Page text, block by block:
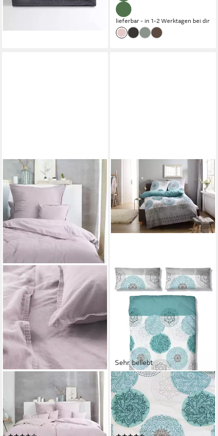
lieferbar - in 3-4 Werktagen bei dir
lieferbar - in 1-2 Werktagen bei dir
H.G. HAHN HAUSTEXTILIEN
Bettwäsche Hahn Renforce
Bettwäsche 135x200
stonewashed mouve blass-
rose 123061-, Renforce, 2
Sehr beliebt
OTTO HOME
Bettwäsche Tesso in Gr.
135x200, 155x220 oder
200x200 cm, Polycotton
recycelt, 2 teilig, Bettwäsche